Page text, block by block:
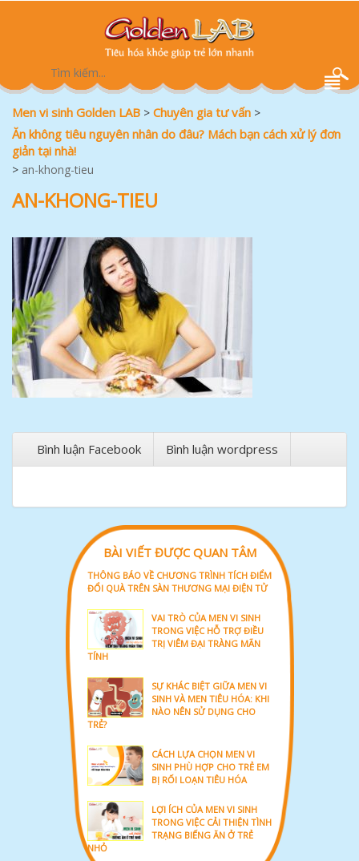
Men vi sinh Golden LAB > Chuyên gia tư vấn >
Ăn không tiêu nguyên nhân do đâu? Mách bạn cách xử lý đơn
giản tại nhà!
> an-khong-tieu
AN-KHONG-TIEU
Bình luận Facebook Bình luận wordpress
BÀI VIẾT ĐƯỢC QUAN TÂM
THÔNG BÁO VỀ CHƯƠNG TRÌNH TÍCH ĐIỂM
ĐỔI QUÀ TRÊN SÀN THƯƠNG MẠI ĐIỆN TỬ
VAI TRÒ CỦA MEN VI SINH
TRONG VIỆC HỖ TRỢ ĐIỀU
TRỊ VIÊM ĐẠI TRÀNG MÃN
TÍNH
SỰ KHÁC BIỆT GIỮA MEN VI
SINH VÀ MEN TIÊU HÓA: KHI
NÀO NÊN SỬ DỤNG CHO
TRẺ?
CÁCH LỰA CHỌN MEN VI
SINH PHÙ HỢP CHO TRẺ EM
BỊ RỐI LOẠN TIÊU HÓA
LỢI ÍCH CỦA MEN VI SINH
TRONG VIỆC CẢI THIỆN TÌNH
TRẠNG BIẾNG ĂN Ở TRẺ
NHỎ